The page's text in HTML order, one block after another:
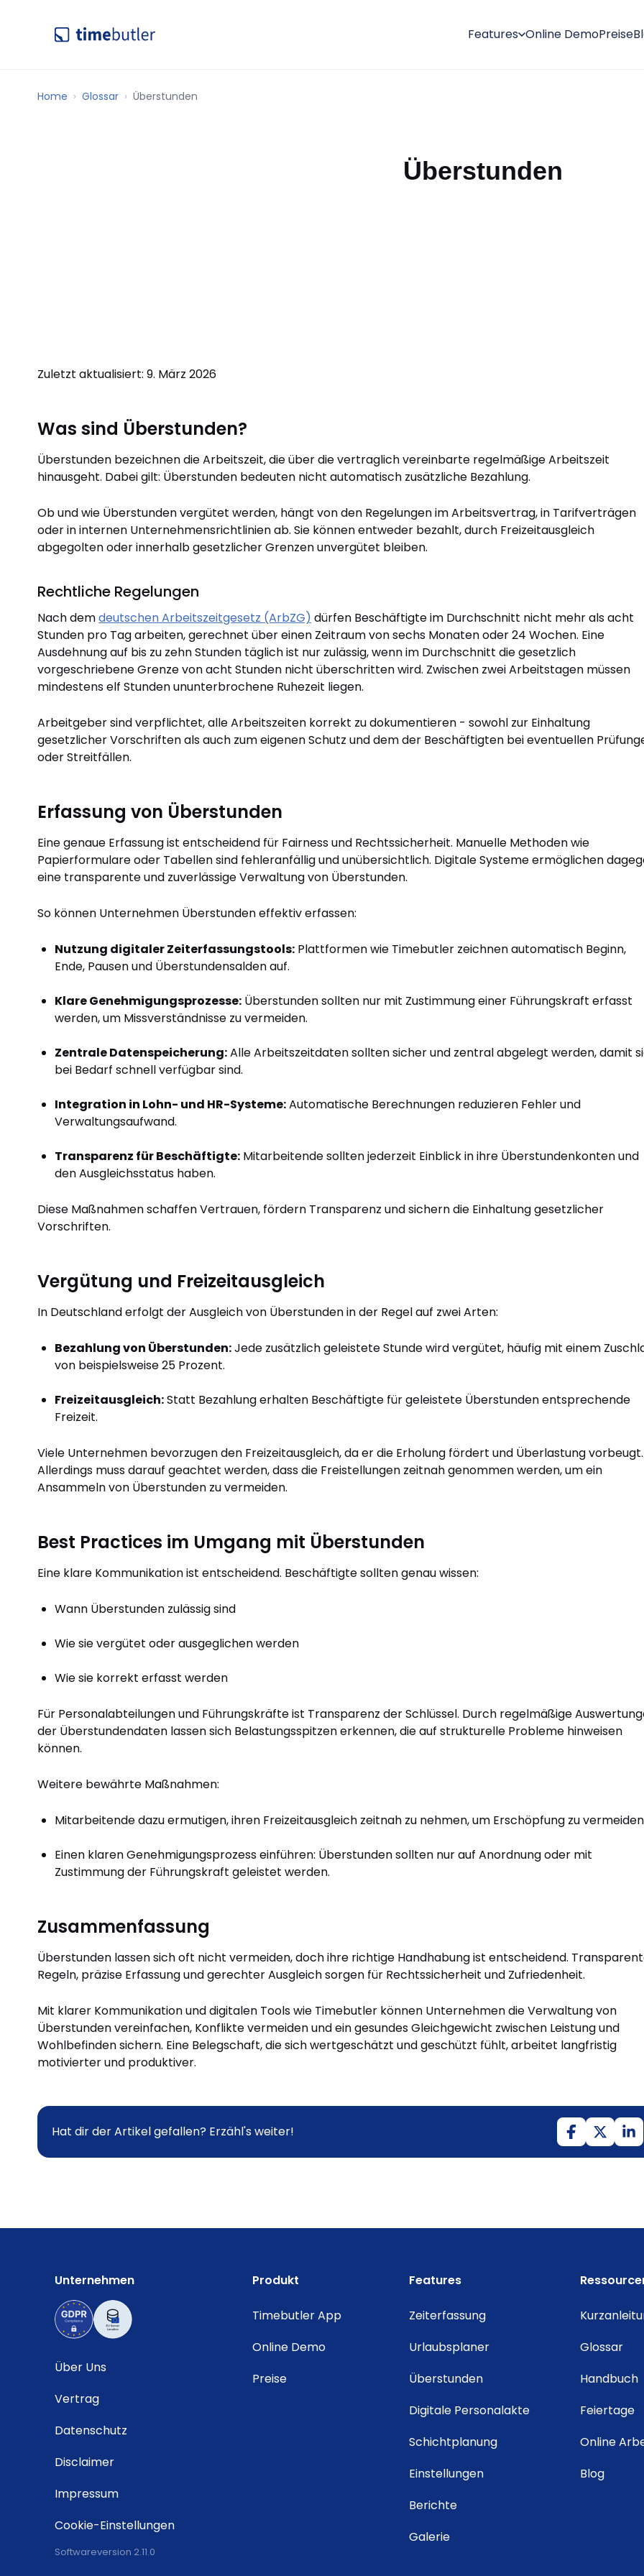
Features Online DemoPreise
Home Glossar Überstunden
Überstunden
Zuletzt aktualisiert: 9. März 2026
Was sind Überstunden?
Überstunden bezeichnen die Arbeitszeit, die über die vertraglich vereinbarte regelmäßige Arbeitszeit
hinausgeht. Dabei gilt: Überstunden bedeuten nicht automatisch zusätzliche Bezahlung.
Ob und wie Überstunden vergütet werden, hängt von den Regelungen im Arbeitsvertrag, in Tarifverträgen
oder in internen Unternehmensrichtlinien ab. Sie können entweder bezahlt, durch Freizeitausgleich
abgegolten oder innerhalb gesetzlicher Grenzen unvergütet bleiben.
Rechtliche Regelungen
Nach demdeutschen Arbeitszeitgesetz (ArbZG) dürfen Beschäftigte im Durchschnitt nicht mehr als acht
Stunden pro Tag arbeiten, gerechnet über einen Zeitraum von sechs Monaten oder 24 Wochen. Eine
Ausdehnung auf bis zu zehn Stunden täglich ist nur zulässig, wenn im Durchschnitt die gesetzlich
vorgeschriebene Grenze von acht Stunden nicht überschritten wird. Zwischen zwei Arbeitstagen müssen
mindestens elf Stunden ununterbrochene Ruhezeit liegen.
Arbeitgeber sind verpflichtet, alle Arbeitszeiten korrekt zu dokumentieren - sowohl zur Einhaltung
gesetzlicher Vorschriften als auch zum eigenen Schutz und dem der Beschäftigten bei eventuellen
oder Streitfällen.
Erfassung von Überstunden
Eine genaue Erfassung ist entscheidend für Fairness und Rechtssicherheit. Manuelle Methoden wie
Papierformulare oder Tabellen sind fehleranfällig und unübersichtlich. Digitale Systeme ermöglichen
eine transparente und zuverlässige Verwaltung von Überstunden.
So können Unternehmen Überstunden effektiv erfassen:
Nutzung digitaler Zeiterfassungstools: Plattformen wie Timebutler zeichnen automatisch Beginn,
Ende, Pausen und Überstundensalden auf.
Klare Genehmigungsprozesse: Überstunden sollten nur mit Zustimmung einer Führungskraft erfasst
werden, um Missverständnisse zu vermeiden.
Zentrale Datenspeicherung:Alle Arbeitszeitdaten sollten sicher und zentral abgelegt werden, damit
bei Bedarf schnell verfügbar sind.
Integration in Lohn- und HR-Systeme:Automatische Berechnungen reduzieren Fehler und
Verwaltungsaufwand.
Transparenz für Beschäftigte: Mitarbeitende sollten jederzeit Einblick in ihre Überstundenkonten und
den Ausgleichsstatus haben.
Diese Maßnahmen schaffen Vertrauen, fördern Transparenz und sichern die Einhaltung gesetzlicher
Vorschriften.
Vergütung und Freizeitausgleich
In Deutschland erfolgt der Ausgleich von Überstunden in der Regel auf zwei Arten:
Bezahlung von Überstunden:Jede zusätzlich geleistete Stunde wird vergütet, häufig mit einem
von beispielsweise 25 Prozent.
Freizeitausgleich:Statt Bezahlung erhalten Beschäftigte für geleistete Überstunden entsprechende
Freizeit.
Viele Unternehmen bevorzugen den Freizeitausgleich, da er die Erholung fördert und Überlastung vorbeugt.
Allerdings muss darauf geachtet werden, dass die Freistellungen zeitnah genommen werden, um ein
Ansammeln von Überstunden zu vermeiden.
Best Practices im Umgang mit Überstunden
Eine klare Kommunikation ist entscheidend. Beschäftigte sollten genau wissen:
Wann Überstunden zulässig sind
Wie sie vergütet oder ausgeglichen werden
Wie sie korrekt erfasst werden
Für Personalabteilungen und Führungskräfte ist Transparenz der Schlüssel. Durch regelmäßige
der Überstundendaten lassen sich Belastungsspitzen erkennen, die auf strukturelle Probleme hinweisen
können.
Weitere bewährte Maßnahmen:
Mitarbeitende dazu ermutigen, ihren Freizeitausgleich zeitnah zu nehmen, um Erschöpfung zu
Einen klaren Genehmigungsprozess einführen: Überstunden sollten nur auf Anordnung oder mit
Zustimmung der Führungskraft geleistet werden.
Zusammenfassung
Überstunden lassen sich oft nicht vermeiden, doch ihre richtige Handhabung ist entscheidend.
Regeln, präzise Erfassung und gerechter Ausgleich sorgen für Rechtssicherheit und Zufriedenheit.
Mit klarer Kommunikation und digitalen Tools wie Timebutler können Unternehmen die Verwaltung von
Überstunden vereinfachen, Konflikte vermeiden und ein gesundes Gleichgewicht zwischen Leistung und
Wohlbefinden sichern. Eine Belegschaft, die sich wertgeschätzt und geschützt fühlt, arbeitet langfristig
motivierter und produktiver.
Hat dir der Artikel gefallen? Erzähl's weiter!
Unternehmen
Über Uns
Vertrag
Datenschutz
Disclaimer
Impressum
Cookie-Einstellungen
Softwareversion 2.11.0
Produkt
Timebutler App
Online Demo
Preise
Features
Zeiterfassung
Urlaubsplaner
Überstunden
Digitale Personalakte
Schichtplanung
Einstellungen
Berichte
Galerie
Glossar
Handbuch
Feiertage
Online
Blog